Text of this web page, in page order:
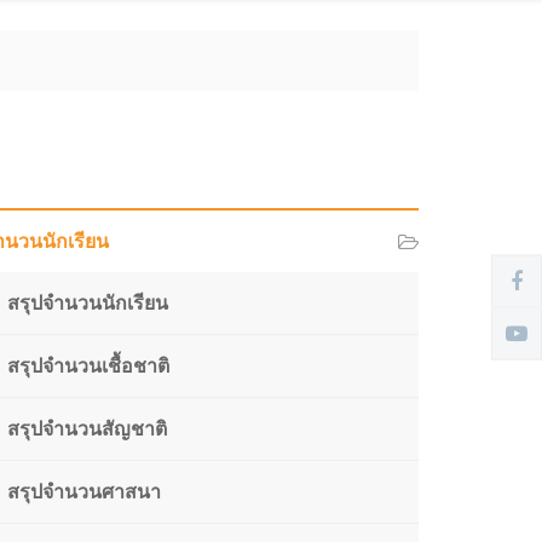
นวนนักเรียน
สรุปจำนวนนักเรียน
สรุปจำนวนเชื้อชาติ
สรุปจำนวนสัญชาติ
สรุปจำนวนศาสนา